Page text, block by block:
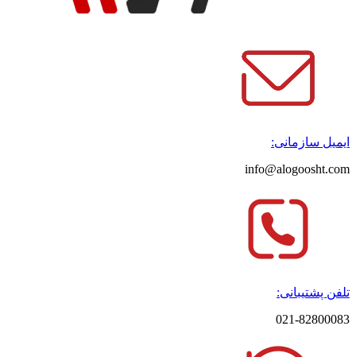
ایمیل سازمانی:
info@alogoosht.com
تلفن پشتیبانی:
021-82800083